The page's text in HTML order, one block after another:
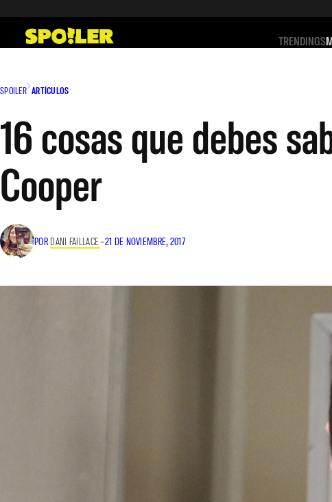
contenido
TRENDINGS
SPOILER ARTÍCULOS
16 cosas que debes
Cooper
POR DANI FAILLACE–21 DE NOVIEMBRE, 2017